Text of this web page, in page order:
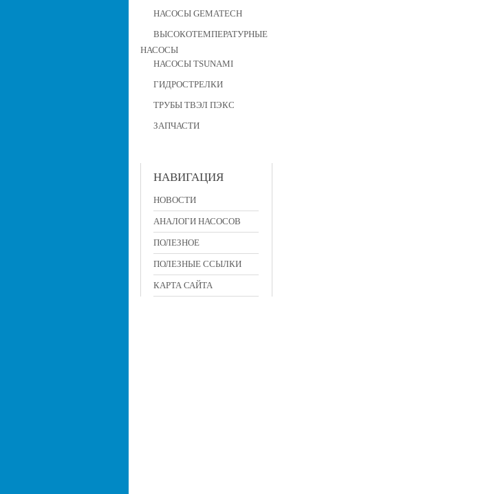
НАСОСЫ GEMATECH
ВЫСОКОТЕМПЕРАТУРНЫЕ
НАСОСЫ
НАСОСЫ TSUNAMI
ГИДРОСТРЕЛКИ
ТРУБЫ ТВЭЛ ПЭКС
ЗАПЧАСТИ
НАВИГАЦИЯ
НОВОСТИ
АНАЛОГИ НАСОСОВ
ПОЛЕЗНОЕ
ПОЛЕЗНЫЕ ССЫЛКИ
КАРТА САЙТА